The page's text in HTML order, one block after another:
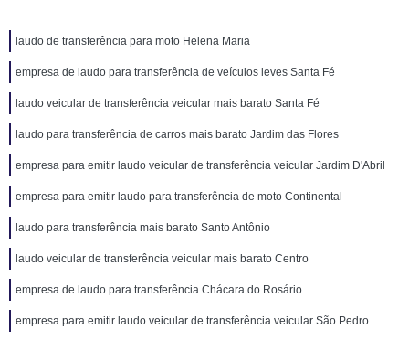
laudo de transferência para moto Helena Maria
empresa de laudo para transferência de veículos leves Santa Fé
laudo veicular de transferência veicular mais barato Santa Fé
laudo para transferência de carros mais barato Jardim das Flores
empresa para emitir laudo veicular de transferência veicular Jardim D'Abril
empresa para emitir laudo para transferência de moto Continental
laudo para transferência mais barato Santo Antônio
laudo veicular de transferência veicular mais barato Centro
empresa de laudo para transferência Chácara do Rosário
empresa para emitir laudo veicular de transferência veicular São Pedro